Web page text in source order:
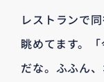
レストランで
眺めてます。
だな。ふふん